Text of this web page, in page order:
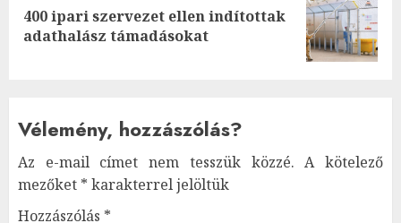
Next
post:
400 ipari szervezet ellen indítottak
adathalász támadásokat
Vélemény, hozzászólás?
Az e-mail címet nem tesszük közzé. A kötelező
mezőket * karakterrel jelöltük
Hozzászólás *